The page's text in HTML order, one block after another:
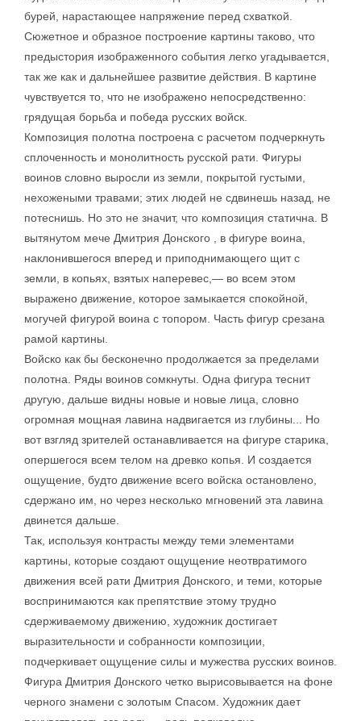
бурей, нарастающее напряжение перед схваткой.
Сюжетное и образное построение картины таково, что
предыстория изображенного события легко угадывается,
так же как и дальнейшее развитие действия. В картине
чувствуется то, что не изображено непосредственно:
грядущая борьба и победа русских войск.
Композиция полотна построена с расчетом подчеркнуть
сплоченность и монолитность русской рати. Фигуры
воинов словно выросли из земли, покрытой густыми,
нехожеными травами; этих людей не сдвинешь назад, не
потеснишь. Но это не значит, что композиция статична. В
вытянутом мече Дмитрия Донского , в фигуре воина,
наклонившегося вперед и приподнимающего щит с
земли, в копьях, взятых наперевес,— во всем этом
выражено движение, которое замыкается спокойной,
могучей фигурой воина с топором. Часть фигур срезана
рамой картины.
Войско как бы бесконечно продолжается за пределами
полотна. Ряды воинов сомкнуты. Одна фигура теснит
другую, дальше видны новые и новые лица, словно
огромная мощная лавина надвигается из глубины... Но
вот взгляд зрителей останавливается на фигуре старика,
опершегося всем телом на древко копья. И создается
ощущение, будто движение всего войска остановлено,
сдержано им, но через несколько мгновений эта лавина
двинется дальше.
Так, используя контрасты между теми элементами
картины, которые создают ощущение неотвратимого
движения всей рати Дмитрия Донского, и теми, которые
воспринимаются как препятствие этому трудно
сдерживаемому движению, художник достигает
выразительности и собранности композиции,
подчеркивает ощущение силы и мужества русских воинов.
Фигура Дмитрия Донского четко вырисовывается на фоне
черного знамени с золотым Спасом. Художник дает